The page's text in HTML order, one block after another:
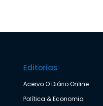
Editorias
Acervo O Diário Online
Política & Economia